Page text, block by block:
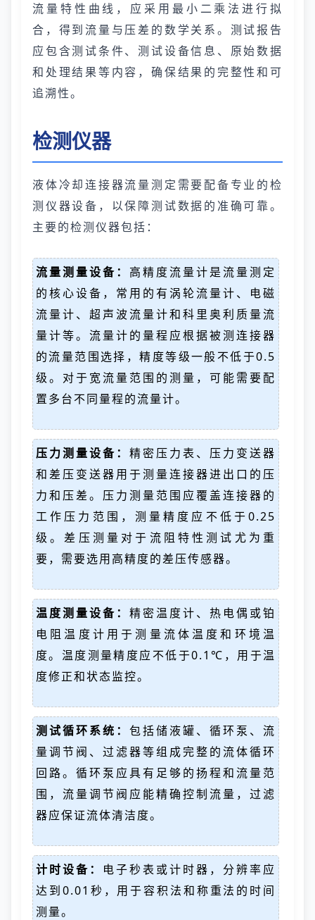
流量特性曲线，应采用最小二乘法进行拟
合，得到流量与压差的数学关系。测试报告
应包含测试条件、测试设备信息、原始数据
和处理结果等内容，确保结果的完整性和可
追溯性。
检测仪器
液体冷却连接器流量测定需要配备专业的检
测仪器设备，以保障测试数据的准确可靠。
主要的检测仪器包括：
流量测量设备： 高精度流量计是流量测定
的核心设备，常用的有涡轮流量计、电磁
流量计、超声波流量计和科里奥利质量流
量计等。流量计的量程应根据被测连接器
的流量范围选择，精度等级一般不低于0.5
级。对于宽流量范围的测量，可能需要配
置多台不同量程的流量计。
压力测量设备： 精密压力表、压力变送器
和差压变送器用于测量连接器进出口的压
力和压差。压力测量范围应覆盖连接器的
工作压力范围，测量精度应不低于0.25
级。差压测量对于流阻特性测试尤为重
要，需要选用高精度的差压传感器。
温度测量设备： 精密温度计、热电偶或铂
电阻温度计用于测量流体温度和环境温
度。温度测量精度应不低于0.1℃，用于温
度修正和状态监控。
测试循环系统： 包括储液罐、循环泵、流
量调节阀、过滤器等组成完整的流体循环
回路。循环泵应具有足够的扬程和流量范
围，流量调节阀应能精确控制流量，过滤
器应保证流体清洁度。
计时设备： 电子秒表或计时器，分辨率应
达到0.01秒，用于容积法和称重法的时间
测量。